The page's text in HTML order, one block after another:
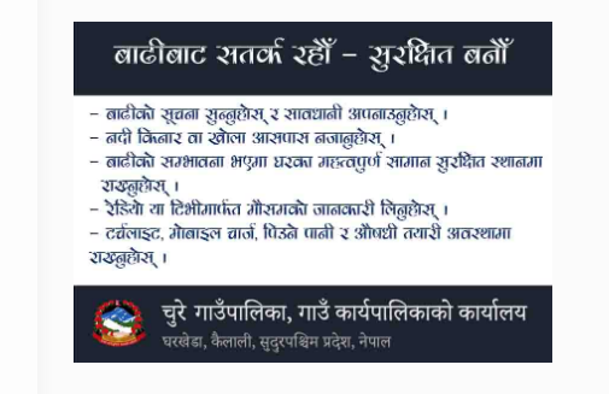
एमाले र नेकपाबीच प्रदेश
सरकारमा सहकार्य गर्ने
सहमति